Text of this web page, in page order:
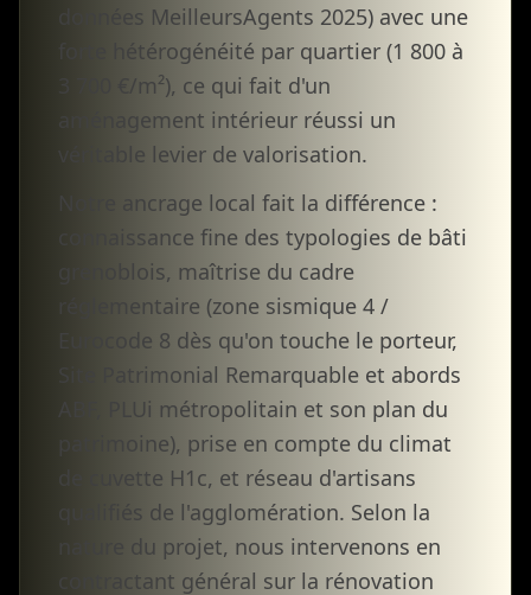
données MeilleursAgents 2025) avec une
forte hétérogénéité par quartier (1 800 à
3 700 €/m²), ce qui fait d'un
aménagement intérieur réussi un
véritable levier de valorisation.
Notre ancrage local fait la différence :
connaissance fine des typologies de bâti
grenoblois, maîtrise du cadre
réglementaire (zone sismique 4 /
Eurocode 8 dès qu'on touche le porteur,
Site Patrimonial Remarquable et abords
ABF, PLUi métropolitain et son plan du
patrimoine), prise en compte du climat
de cuvette H1c, et réseau d'artisans
qualifiés de l'agglomération. Selon la
nature du projet, nous intervenons en
contractant général sur la rénovation